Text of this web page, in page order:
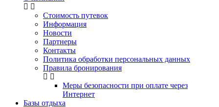
Стоимость путевок
Информация
Новости
Партнеры
Контакты
Политика обработки персональных данных
Правила бронирования
Меры безопасности при оплате через
Интернет
Базы отдыха